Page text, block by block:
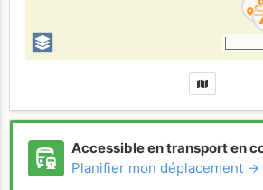
Accessible en transport en
Planifier mon déplacement →